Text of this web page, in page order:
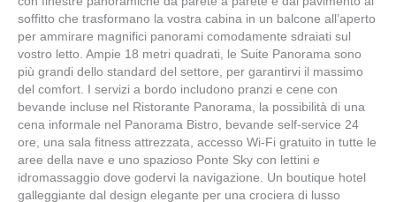
soffitto che trasformano la vostra cabina in un balcone all’aperto
per ammirare magnifici panorami comodamente sdraiati sul
vostro letto. Ampie 18 metri quadrati, le Suite Panorama sono
più grandi dello standard del settore, per garantirvi il massimo
del comfort. I servizi a bordo includono pranzi e cene con
bevande incluse nel Ristorante Panorama, la possibilità di una
cena informale nel Panorama Bistro, bevande self-service 24
ore, una sala fitness attrezzata, accesso Wi-Fi gratuito in tutte le
aree della nave e uno spazioso Ponte Sky con lettini e
idromassaggio dove godervi la navigazione. Un boutique hotel
galleggiante dal design elegante per una crociera di lusso